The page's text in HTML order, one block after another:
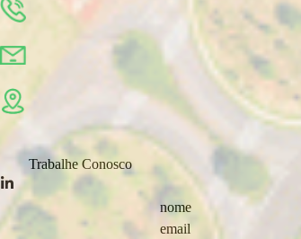
Rua Pedro Bellon, 42 • Jd. Rosa Marrafon Lucas Limeira/SP
Privacidade
Trabalhe Conosco
nome
email